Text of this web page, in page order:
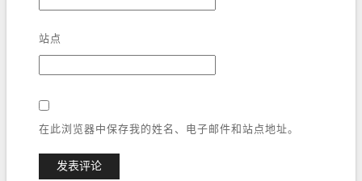
站点
在此浏览器中保存我的姓名、电子邮件和站点地址。